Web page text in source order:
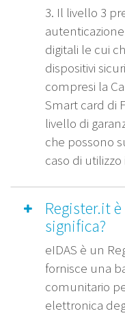
3. Il livello 3
digitali le cui
dispositivi
compresi la
Smart card di
livello di
che possono
caso di
Register.it
significa?
eIDAS è un
fornisce una
comunitario
elettronica